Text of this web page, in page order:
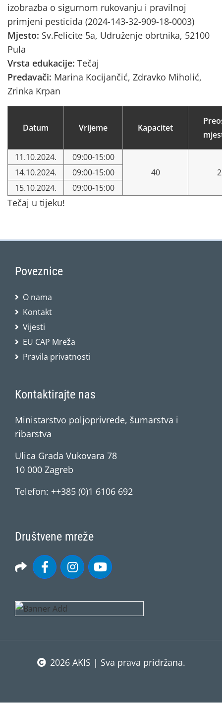
izobrazba o sigurnom rukovanju i pravilnoj
primjeni pesticida (2024-143-32-909-18-0003)
Mjesto: Sv.Felicite 5a, Udruženje obrtnika, 52100
Pula
Vrsta edukacije: Tečaj
Predavači: Marina Kocijančić, Zdravko Miholić,
Zrinka Krpan
Datum Vrijeme Kapacitet
11.10.2024.
09:00-15:00
40
14.10.2024.
09:00-15:00
15.10.2024.
09:00-15:00
Tečaj u tijeku!
Poveznice
O nama
Kontakt
Vijesti
EU CAP Mreža
Pravila privatnosti
Kontaktirajte nas
Ministarstvo poljoprivrede, šumarstva i
ribarstva
Ulica Grada Vukovara 78
10 000 Zagreb
Telefon: ++385 (0)1 6106 692
Društvene mreže
2026 AKIS | Sva prava pridržana.